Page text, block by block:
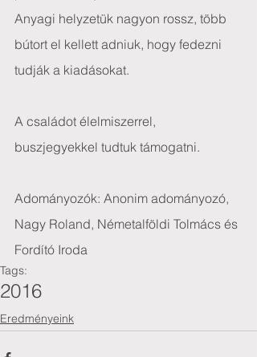
Anyagi helyzetük nagyon rossz, több
bútort el kellett adniuk, hogy fedezni
tudják a kiadásokat.
A családot élelmiszerrel,
buszjegyekkel tudtuk támogatni.
Adományozók: Anonim adományozó,
Nagy Roland, Németalföldi Tolmács és
Fordító Iroda
Tags:
2016
Eredményeink